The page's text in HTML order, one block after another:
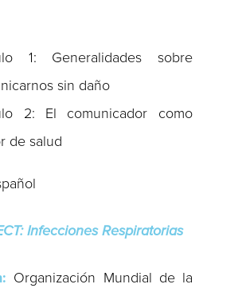
1: Generalidades sobre
sin daño
2: El comunicador como
de salud
Infecciones Respiratorias
Organización Mundial de la